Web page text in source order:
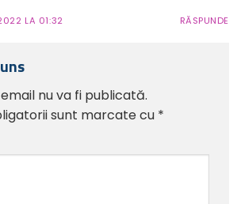
LA 01:32 RĂSPUNDE
nu va fi publicată.
sunt marcate cu *